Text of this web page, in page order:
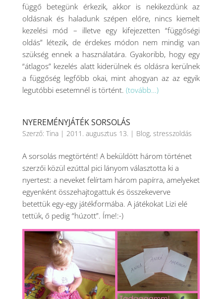
függő betegünk érkezik, akkor is nekikezdünk az
oldásnak és haladunk szépen előre, nincs kiemelt
kezelési mód – illetve egy kifejezetten “függőségi
oldás” létezik, de érdekes módon nem mindig van
szükség ennek a használatára. Gyakoribb, hogy egy
“átlagos” kezelés alatt kiderülnek és oldásra kerülnek
a függőség legfőbb okai, mint ahogyan az az egyik
legutóbbi esetemnél is történt. (tovább…)
NYEREMÉNYJÁTÉK SORSOLÁS
Szerző: Tina| 2011. augusztus 13. | Blog, stresszoldás
A sorsolás megtörtént! A beküldött három történet
szerzői közül ezúttal pici lányom választotta ki a
nyertest: a neveket felírtam három papírra, amelyeket
egyenként összehajtogattuk és összekeverve
betettük egy-egy játékformába. A játékokat Lizi elé
tettük, ő pedig “húzott”. Íme!:-)